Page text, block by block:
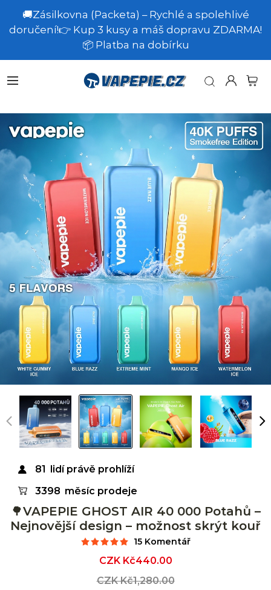
🚚Zásilkovna (Packeta) – Rychlé a spolehlivé
doručení!👉 Kup 3 kusy a máš dopravu ZDARMA!
📦 Platba na dobírku
81 lidí právě prohlíží
3398 měsíc prodeje
🌳VAPEPIE GHOST AIR 40 000 Potahů –
Nejnovější design – možnost skrýt kouř
15 Komentář
Sale
CZK Kč440.00
Regular
CZK Kč1,280.00